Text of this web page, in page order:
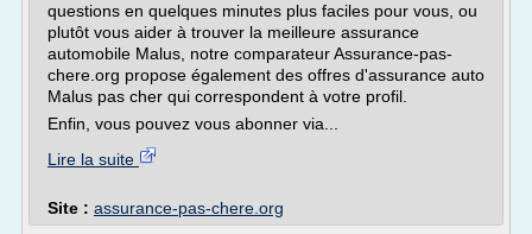
questions en quelques minutes plus faciles pour vous, ou
plutôt vous aider à trouver la meilleure assurance
automobile Malus, notre comparateur Assurance-pas-
chere.org propose également des offres d'assurance auto
Malus pas cher qui correspondent à votre profil.
Enfin, vous pouvez vous abonner via...
Lire la suite
Site : assurance-pas-chere.org